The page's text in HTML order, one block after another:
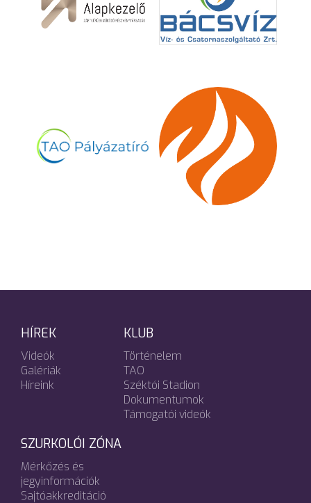
HÍREK
Videók
Galériák
Híreink
KLUB
Történelem
TAO
Széktói Stadion
Dokumentumok
Támogatói videók
SZURKOLÓI ZÓNA
Mérkőzés és
jegyinformációk
Sajtóakkreditáció